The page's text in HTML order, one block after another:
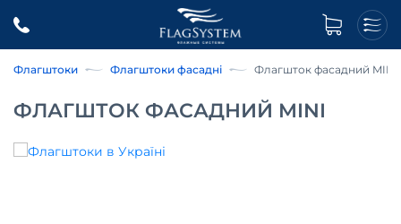
Флагштоки Флагштоки фасадні Флагшток фасадний MINI
ФЛАГШТОК ФАСАДНИЙ MINI